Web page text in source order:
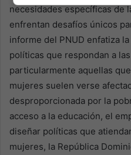
necesidades específicas de
enfrentan desafíos únicos
informe del PNUD enfatiza
políticas que respondan a
particularmente aquellas
mujeres suelen verse
desproporcionada por la
acceso a la educación, el
diseñar políticas que
mujeres, la República